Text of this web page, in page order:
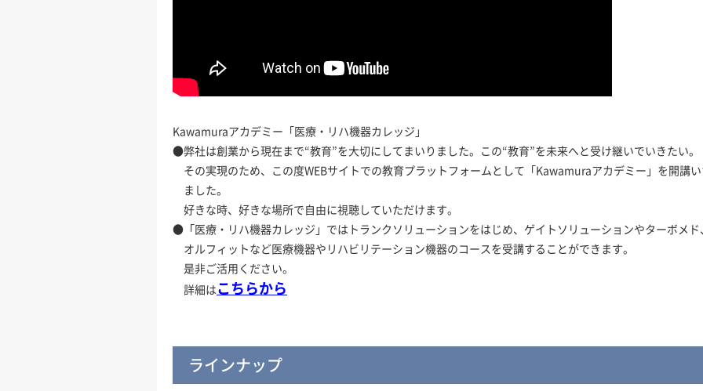
Kawamuraアカデミー「医療・リハ機器カレッジ」
●弊社は創業から現在まで“教育”を大切にしてまいりました。この“教育”を未来へと受け継いでいきたい。
その実現のため、この度WEBサイトでの教育プラットフォームとして「Kawamuraアカデミー」を開
ました。
好きな時、好きな場所で自由に視聴していただけます。
●「医療・リハ機器カレッジ」ではトランクソリューションをはじめ、ゲイトソリューションやターボメド、
オルフィットなど医療機器やリハビリテーション機器のコースを受講することができます。
是非ご活用ください。
詳細はこちらから
ラインナップ